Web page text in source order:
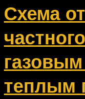
Схема
теплым